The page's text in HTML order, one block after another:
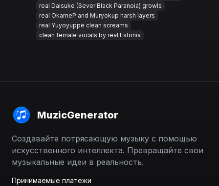
real Daisuke (Sever Black Paranoia) growls
real OkameP and Muryokup harsh layers
real Yuyoyuppe clean screams
clean female vocals by real Estonia
MuzicGenerator
Создавайте потрясающую музыку с помощью
искусственного интеллекта. Превращайте свои
музыкальные идеи в реальность.
Принимаемые платежи